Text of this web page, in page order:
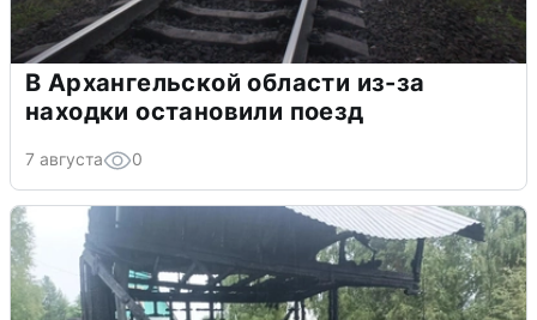
В Архангельской области из-за
находки остановили поезд
7 августа 0